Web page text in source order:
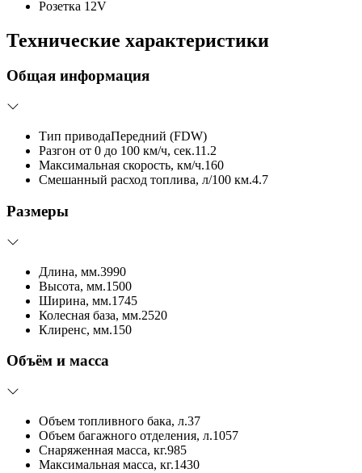
Розетка 12V
Технические характеристики
Общая информация
Тип приводаПередний (FDW)
Разгон от 0 до 100 км/ч, сек.11.2
Максимальная скорость, км/ч.160
Смешанный расход топлива, л/100 км.4.7
Размеры
Длина, мм.3990
Высота, мм.1500
Ширина, мм.1745
Колесная база, мм.2520
Клиренс, мм.150
Объём и масса
Объем топливного бака, л.37
Объем багажного отделения, л.1057
Снаряженная масса, кг.985
Максимальная масса, кг.1430